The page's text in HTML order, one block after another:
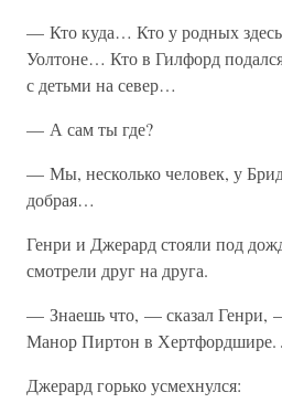
— Кто куда… Кто у родных
Уолтоне… Кто в Гилфорд
с детьми на север…
— А сам ты где?
— Мы, несколько человек, у
добрая…
Генри и Джерард стояли под
смотрели друг на друга.
— Знаешь что, — сказал Генри,
Манор Пиртон в Хертфордшире.
Джерард горько усмехнулся: